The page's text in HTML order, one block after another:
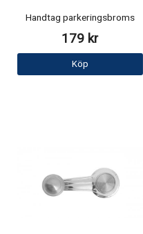
Handtag parkeringsbroms
179 kr
Köp